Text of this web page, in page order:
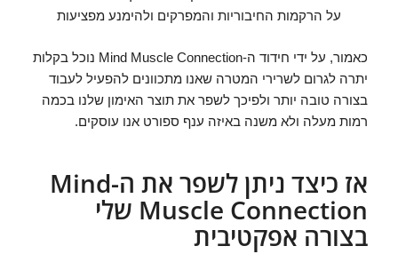
על הרקמות החיבוריות והמפרקים ולהימנע מפציעות
כאמור, על ידי חידוד ה-Mind Muscle Connection נוכל בקלות
יתרה לגרום לשרירי המטרה שאנו מתכוונים להפעיל לעבוד
בצורה טובה יותר ולפיכך לשפר את תוצר האימון שלנו בכמה
רמות מעלה ולא משנה באיזה ענף ספורט אנו עוסקים.
אז כיצד ניתן לשפר את ה-Mind
Muscle Connection שלי
בצורה אפקטיבית